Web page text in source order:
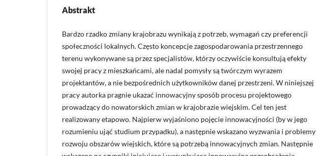
Abstrakt
Bardzo rzadko zmiany krajobrazu wynikają z potrzeb, wymagań czy preferencji
społeczności lokalnych. Często koncepcje zagospodarowania przestrzennego
terenu wykonywane są przez specjalistów, którzy oczywiście konsultują efekty
swojej pracy z mieszkańcami, ale nadal pomysły są twórczym wyrazem
projektantów, a nie bezpośrednich użytkowników danej przestrzeni. W niniejszej
pracy autorka pragnie ukazać innowacyjny sposób procesu projektowego
prowadzący do nowatorskich zmian w krajobrazie wiejskim. Cel ten jest
realizowany etapowo. Najpierw wyjaśniono pojęcie innowacyjności (by w jego
rozumieniu ująć studium przypadku), a następnie wskazano wyzwania i problemy
rozwoju obszarów wiejskich, które są potrzebą innowacyjnych zmian. Następnie